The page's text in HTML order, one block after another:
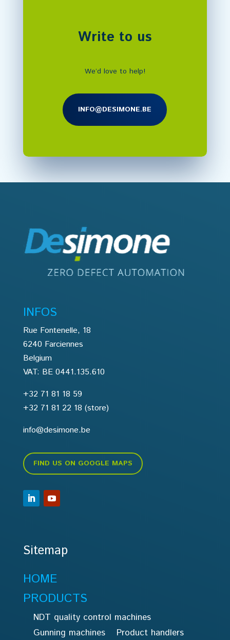
Write to us
We’d love to help!
INFO@DESIMONE.BE
INFOS
Rue Fontenelle, 18
6240 Farciennes
Belgium
VAT: BE 0441.135.610
+32 71 81 18 59
+32 71 81 22 18 (store)
info@desimone.be
FIND US ON GOOGLE MAPS
Sitemap
HOME
PRODUCTS
NDT quality control machines
Gunning machines
Product handlers